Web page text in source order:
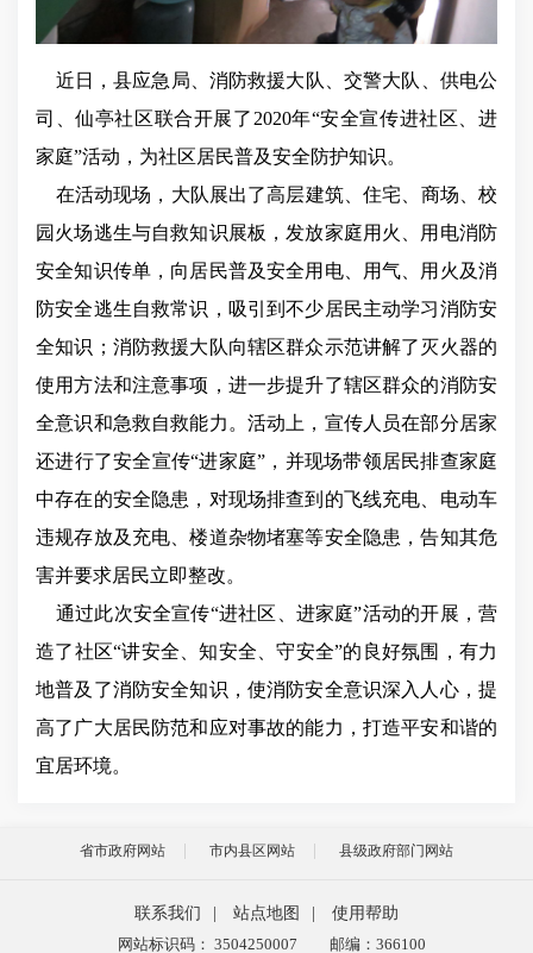
近日
，县应急局、消防救援大队、交警大队、供电公
司、仙亭社区联合开展了 2020年“安全宣传进社区、进
家庭”活动，为社区居民普及安全防护知识。
在活动现场，大队展出了高层建筑、住宅、商场、校
园火场逃生与自救知识展板，发放家庭用火、用电消防
安全知识传单，向居民普及安全用电、用气、用火及消
防安全逃生自救常识，吸引到不少居民主动学习消防安
全知识；消防救援大队向辖区群众示范讲解了灭火器的
使用方法和注意事项，进一步提升了辖区群众的消防安
全意识和急救自救能力。活动上，宣传人员在部分居家
还进行了安全宣传“进家庭”，并现场带领居民排查家庭
中存在的安全隐患，对现场排查到的飞线充电、电动车
违规存放及充电、楼道杂物堵塞等安全隐患，告知其危
害并要求居民立即整改。
通过此次安全宣传“进社区、进家庭”活动的开展，营
造了社区“讲安全、知安全、守安全”的良好氛围，有力
地普及了消防安全知识，使消防安全意识深入人心，提
高了广大居民防范和应对事故的能力，打造平安和谐的
宜居环境。
省市政府网站 市内县区网站 县级政府部门网站
联系我们 站点地图
使用帮助
网站标识码： 3504250007
邮编：366100